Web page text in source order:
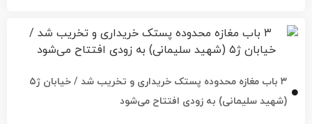
۳ باب مغازه محدوده پستک خریداری و تخریب شد / خیابان ژ۵
(شهید سلیمانی) به زودی افتتاح می‌شود